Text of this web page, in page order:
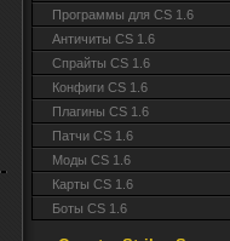
Программы для CS 1.6
Античиты CS 1.6
Спрайты CS 1.6
Конфиги CS 1.6
Плагины CS 1.6
Патчи CS 1.6
Моды CS 1.6
Карты CS 1.6
Боты CS 1.6